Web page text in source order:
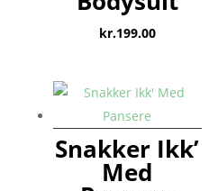
kr.199.00
Snakker Ikk’
Med